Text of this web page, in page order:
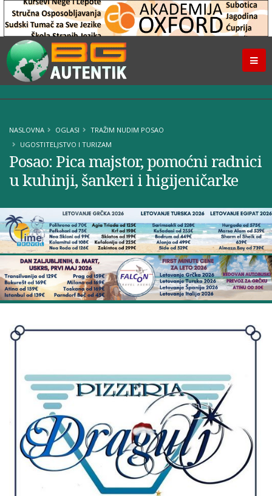
NASLOVNA OGLASI
TRAŽIM NUDIM POSAO
UGOSTITELJSTVO I TURIZAM
Posao: Pica majstor, pomoćni radnici
u kuhinji, šankeri i higijeničarke